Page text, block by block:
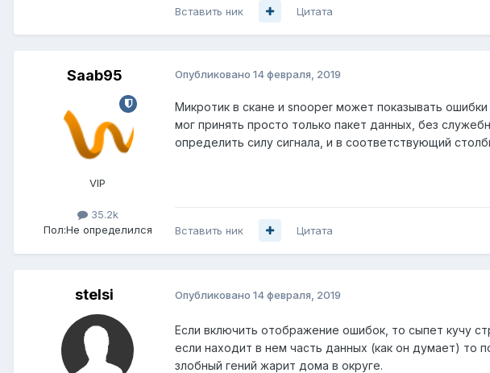
Вставить ник Цитата
Saab95
VIP
35.2k
Пол:Не определился
Опубликовано 14 февраля, 2019
Микротик в скане и snooper может показывать
мог принять просто только пакет данных, без
определить силу сигнала, и в соответствующий
Вставить ник Цитата
stelsi Опубликовано 14 февраля, 2019
Если включить отображение ошибок, то сыпет кучу
если находит в нем часть данных (как он думает) то
злобный гений жарит дома в округе.